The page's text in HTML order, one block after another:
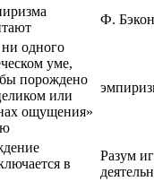
Ф.
одного
уме,
порождено
или
ощущения»
в
Разум